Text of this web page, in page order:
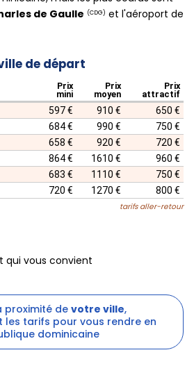
de Gaulle (CDG) et l'aéroport de
de départ
Prix
mini
Prix
moyen
Prix
attractif
597 € 910 € 650 €
684 € 990 € 750 €
658 € 920 € 720 €
864 € 1610 € 960 €
683 € 1110 € 750 €
720 € 1270 € 800 €
tarifs aller-retour
qui vous convient
proximité de votre ville,
les tarifs pour vous rendre en
dominicaine